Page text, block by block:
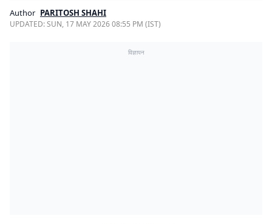
Author PARITOSH SHAHI
UPDATED:SUN, 17 MAY 2026 08:55 PM (IST)
विज्ञापन